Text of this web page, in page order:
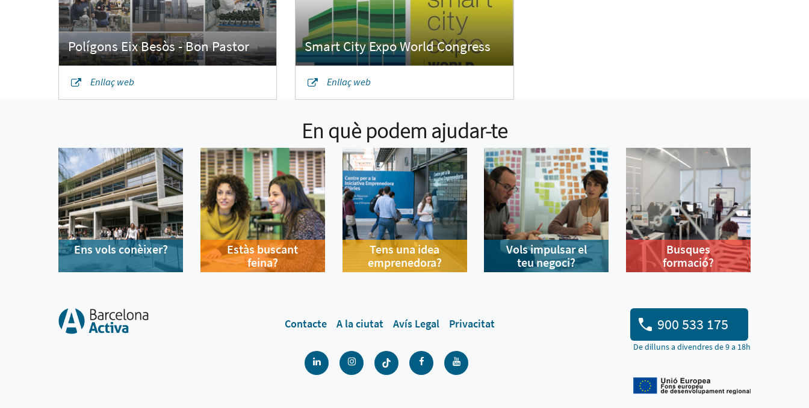
Enllaç web Enllaç web
En què podem ajudar-te
Ens vols conèixer?
Estàs buscant
feina?
Tens una idea
emprenedora?
Vols impulsar el
teu negoci?
Busques
formació?
Contacte A la ciutat Avís Legal Privacitat 900 533 175
De dilluns a divendres de 9 a 18h